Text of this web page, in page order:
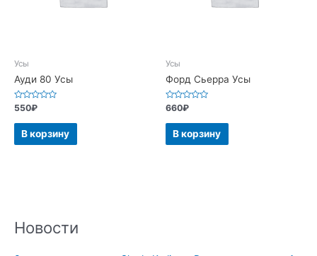
Новости
Усы
Ауди 80 Усы
Оценка
из
550₽
В корзину
Усы
Форд Сьерра Усы
Оценка
из
660₽
В корзину